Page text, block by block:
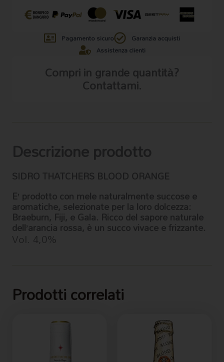
Pagamento sicuro
Garanzia acquisti
Assistenza clienti
Compri in grande quantità?
Contattami.
Descrizione prodotto
SIDRO THATCHERS BLOOD ORANGE
E’ prodotto con mele naturalmente succose e
aromatiche, selezionate per la loro dolcezza:
Braeburn, Fiji, e Gala. Ricco del sapore naturale
dell’arancia rossa, è un succo vivace e frizzante.
Vol. 4,0%
Prodotti correlati